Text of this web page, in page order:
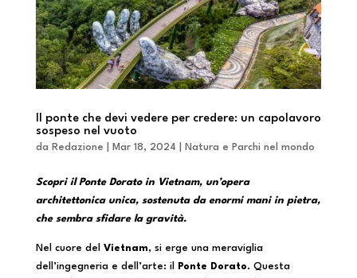
Il ponte che devi vedere per credere: un capolavoro
sospeso nel vuoto
da Redazione Mar 18, 2024 Natura e Parchi nel mondo
Scopri il Ponte Dorato in Vietnam, un’opera
architettonica unica, sostenuta da enormi mani in pietra,
che sembra sfidare la gravità.
Nel cuore del Vietnam, si erge una meraviglia
dell’ingegneria e dell’arte: il
Ponte Dorato. Questa